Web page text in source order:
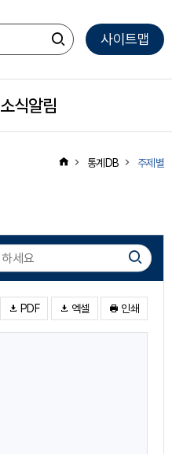
사이트맵
소식알림
바
위
통계DB 주제별
PDF 엑셀 인쇄